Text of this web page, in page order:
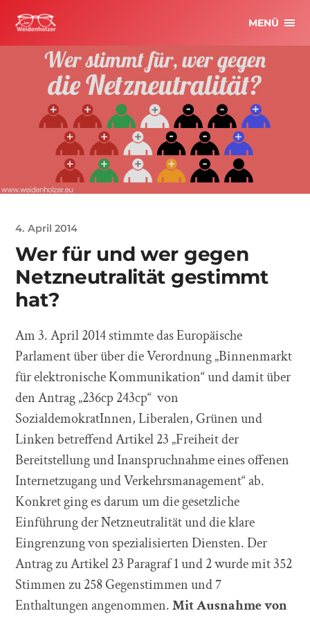
MENÜ
4. April 2014
Wer für und wer gegen
Netzneutralität gestimmt
hat?
Am 3. April 2014 stimmte das Europäische
Parlament über über die Verordnung „Binnenmarkt
für elektronische Kommunikation“ und damit über
den Antrag „236cp 243cp“ von
SozialdemokratInnen, Liberalen, Grünen und
Linken betreffend Artikel 23 „Freiheit der
Bereitstellung und Inanspruchnahme eines offenen
Internetzugang und Verkehrsmanagement“ ab.
Konkret ging es darum um die gesetzliche
Einführung der Netzneutralität und die klare
Eingrenzung von spezialisierten Diensten. Der
Antrag zu Artikel 23 Paragraf 1 und 2 wurde mit 352
Stimmen zu 258 Gegenstimmen und 7
Enthaltungen angenommen.Mit Ausnahme von